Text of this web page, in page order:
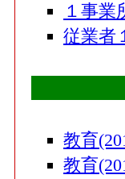
１事業
従業者
教育
教育